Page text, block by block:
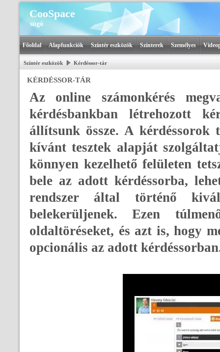
CooSpace
súgó
Főoldal Alapfunkciók Színtér eszközök Színterek Személyes
Színtér eszközök Kérdéssor-tár
KÉRDÉSSOR-TÁR
Az online számonkérés
kérdésbankban létrehozott
állítsunk össze. A kérdéssorok
kívánt tesztek alapját
könnyen kezelhető felületen
bele az adott kérdéssorba,
rendszer által történő
belekerüljenek. Ezen
oldaltöréseket, és azt is, hogy
opcionális az adott